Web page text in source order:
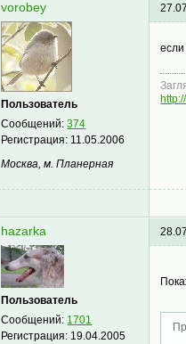
vorobey
Пользователь
Сообщений:374
Регистрация: 11.05.2006
Москва, м. Планерная
hazarka
Пользователь
Сообщений: 1701
Регистрация: 19.04.2005